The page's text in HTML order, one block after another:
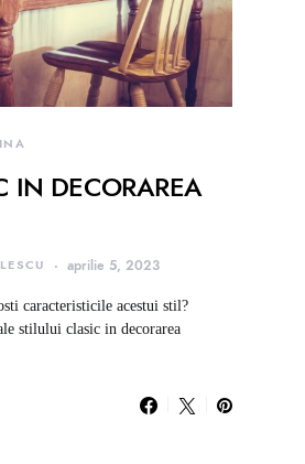
IN DECORAREA
aprilie 5, 2023
caracteristicile acestui stil?
stilului clasic in decorarea